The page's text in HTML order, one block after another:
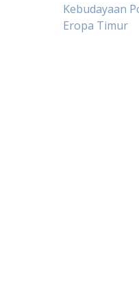
Post
Kebudayaan
Eropa Timur